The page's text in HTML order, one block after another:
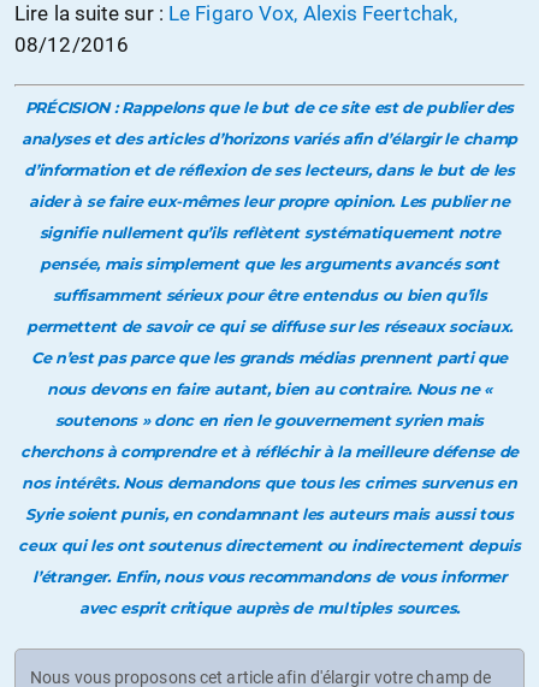
Lire la suite sur : Le Figaro Vox, Alexis Feertchak,
08/12/2016
PRÉCISION : Rappelons que le but de ce site est de publier des
analyses et des articles d’horizons variés afin d’élargir le champ
d’information et de réflexion de ses lecteurs, dans le but de les
aider à se faire eux-mêmes leur propre opinion. Les publier ne
signifie nullement qu’ils reflètent systématiquement notre
pensée, mais simplement que les arguments avancés sont
suffisamment sérieux pour être entendus ou bien qu’ils
permettent de savoir ce qui se diffuse sur les réseaux sociaux.
Ce n’est pas parce que les grands médias prennent parti que
nous devons en faire autant, bien au contraire. Nous ne «
soutenons » donc en rien le gouvernement syrien mais
cherchons à comprendre et à réfléchir à la meilleure défense de
nos intérêts. Nous demandons que tous les crimes survenus en
Syrie soient punis, en condamnant les auteurs mais aussi tous
ceux qui les ont soutenus directement ou indirectement depuis
l’étranger. Enfin, nous vous recommandons de vous informer
avec esprit critique auprès de multiples sources.
Nous vous proposons cet article afin d'élargir votre champ de